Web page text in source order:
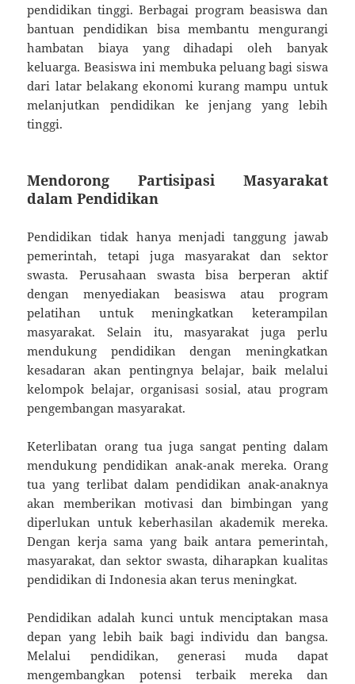
pendidikan tinggi. Berbagai program beasiswa dan
bantuan pendidikan bisa membantu mengurangi
hambatan biaya yang dihadapi oleh banyak
keluarga. Beasiswa ini membuka peluang bagi siswa
dari latar belakang ekonomi kurang mampu untuk
melanjutkan pendidikan ke jenjang yang lebih
tinggi.
Mendorong Partisipasi Masyarakat
dalam Pendidikan
Pendidikan tidak hanya menjadi tanggung jawab
pemerintah, tetapi juga masyarakat dan sektor
swasta. Perusahaan swasta bisa berperan aktif
dengan menyediakan beasiswa atau program
pelatihan untuk meningkatkan keterampilan
masyarakat. Selain itu, masyarakat juga perlu
mendukung pendidikan dengan meningkatkan
kesadaran akan pentingnya belajar, baik melalui
kelompok belajar, organisasi sosial, atau program
pengembangan masyarakat.
Keterlibatan orang tua juga sangat penting dalam
mendukung pendidikan anak-anak mereka. Orang
tua yang terlibat dalam pendidikan anak-anaknya
akan memberikan motivasi dan bimbingan yang
diperlukan untuk keberhasilan akademik mereka.
Dengan kerja sama yang baik antara pemerintah,
masyarakat, dan sektor swasta, diharapkan kualitas
pendidikan di Indonesia akan terus meningkat.
Pendidikan adalah kunci untuk menciptakan masa
depan yang lebih baik bagi individu dan bangsa.
Melalui pendidikan, generasi muda dapat
mengembangkan potensi terbaik mereka dan